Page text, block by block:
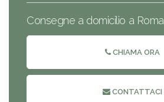
Consegne a domicilio a Roma
CHIAMA ORA
CONTATTACI